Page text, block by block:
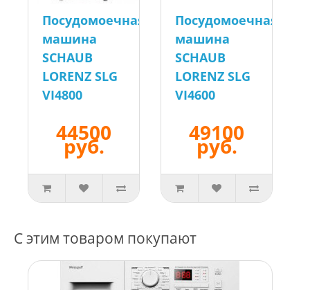
Посудомоечная
машина
SCHAUB
LORENZ SLG
VI4800
44500
руб.
Посудомоечная
машина
SCHAUB
LORENZ SLG
VI4600
49100
руб.
С этим товаром покупают